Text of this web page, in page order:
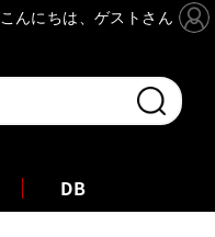
DB
こんにちは、ゲストさん